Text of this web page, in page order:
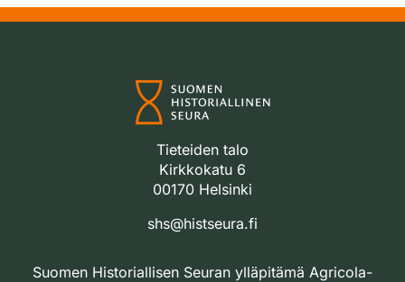
Tieteiden talo
Kirkkokatu 6
00170 Helsinki
shs@histseura.fi
Suomen Historiallisen Seuran ylläpitämä Agricola-